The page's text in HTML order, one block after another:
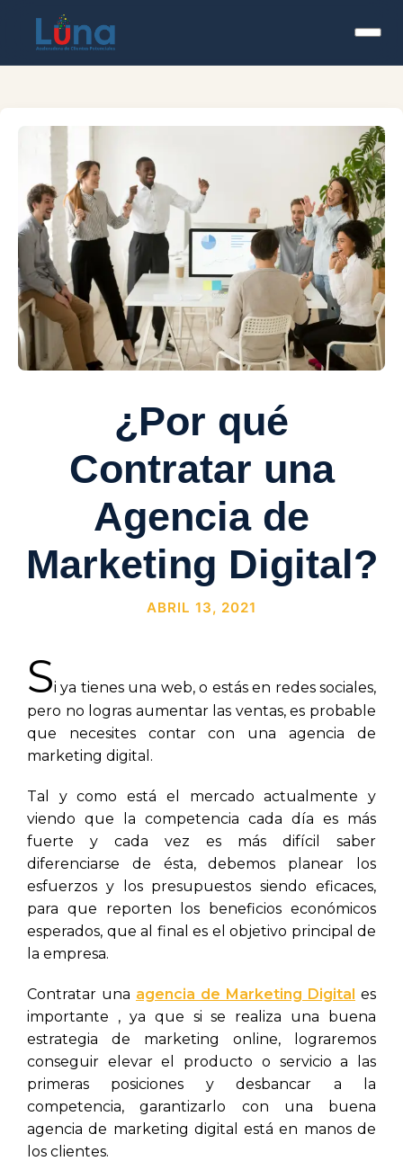
¿Por qué
Contratar una
Agencia de
Marketing Digital?
ABRIL 13, 2021
Si ya tienes una web, o estás en redes sociales,
pero no logras aumentar las ventas, es probable
que necesites contar con una agencia de
marketing digital.
Tal y como está el mercado actualmente y
viendo que la competencia cada día es más
fuerte y cada vez es más difícil saber
diferenciarse de ésta, debemos planear los
esfuerzos y los presupuestos siendo eficaces,
para que reporten los beneficios económicos
esperados, que al final es el objetivo principal de
la empresa.
Contratar una agencia de Marketing Digital es
importante , ya que si se realiza una buena
estrategia de marketing online, lograremos
conseguir elevar el producto o servicio a las
primeras posiciones y desbancar a la
competencia, garantizarlo con una buena
agencia de marketing digital está en manos de
los clientes.